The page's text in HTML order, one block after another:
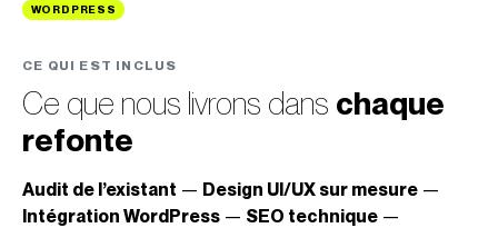
WORDPRESS
CE QUI EST INCLUS
Ce que nous livrons dans chaque
refonte
Audit de l’existant — Design UI/UX sur mesure —
Intégration WordPress — SEO technique —